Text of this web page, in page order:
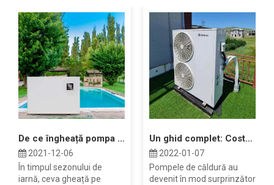
De ce îngheață pompa de căldură a piscinei mele?
2021-12-06
În timpul sezonului de
iarnă, ceva gheață pe
Un ghid complet: Costurile pompei de căldură cu sursă de aer
2022-01-07
Pompele de căldură au
devenit în mod surprinzător